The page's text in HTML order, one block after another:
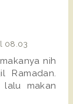
08.03
nih
Ramadan.
lalu makan